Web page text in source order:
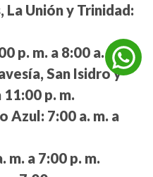
La Unión y Trinidad:
p. m. a 8:00 a. m.
San Isidro y
11:00 p. m.
Azul: 7:00 a. m. a
m. a 7:00 p. m.